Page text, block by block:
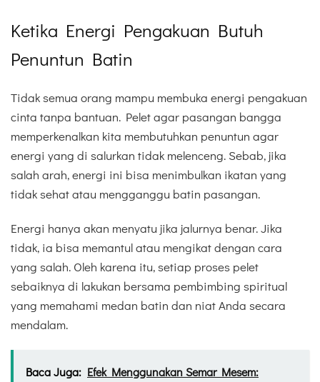
Ketika Energi Pengakuan Butuh
Penuntun Batin
Tidak semua orang mampu membuka energi pengakuan
cinta tanpa bantuan. Pelet agar pasangan bangga
memperkenalkan kita membutuhkan penuntun agar
energi yang di salurkan tidak melenceng. Sebab, jika
salah arah, energi ini bisa menimbulkan ikatan yang
tidak sehat atau mengganggu batin pasangan.
Energi hanya akan menyatu jika jalurnya benar. Jika
tidak, ia bisa memantul atau mengikat dengan cara
yang salah. Oleh karena itu, setiap proses pelet
sebaiknya di lakukan bersama pembimbing spiritual
yang memahami medan batin dan niat Anda secara
mendalam.
Baca Juga: Efek Menggunakan Semar Mesem: